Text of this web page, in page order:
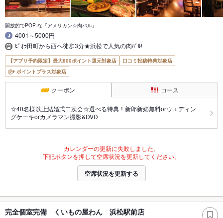
開放的でPOP-な『アメリカン☆肉バル』
4001～5000円
ﾋﾞｵﾗ田町から西へ徒歩3分★浜松で人気の肉ﾊﾞﾙ!
【アプリ予約限定】最大800ポイント還元対象店
口コミ投稿特典対象店
ポイントプラス対象店
クーポン コース
☆40名様以上結婚式二次会☆選べる特典！新郎新婦無料orウエディン
グケーキorカメラマン撮影&DVD
カレンダーの更新に失敗しました。
下記ボタンを押して空席状況を更新してください。
空席状況を更新する
完全個室完備 くいもの屋わん 浜松駅前店